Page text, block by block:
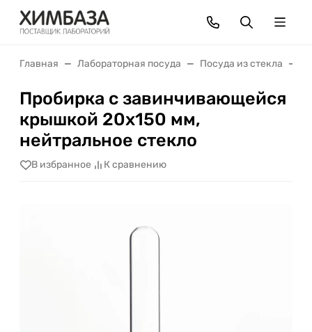
Главная Лабораторная посуда Посуда из стекла
Пробирка с завинчивающейся
крышкой 20х150 мм,
нейтральное стекло
В избранное К сравнению